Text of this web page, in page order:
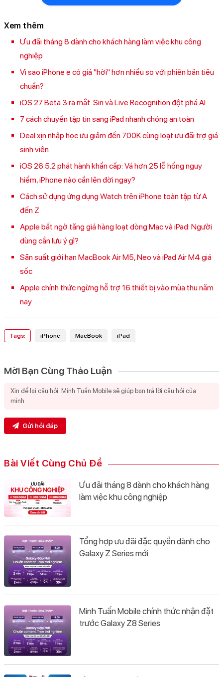
Xem thêm
Ưu đãi tháng 8 dành cho khách hàng làm việc khu công
nghiệp
Vì sao iPhone e có giá "hời" hơn nhiều so với phiên bản tiêu
chuẩn?
iOS 27 Beta 3 ra mắt: Siri và Live Recognition đột phá AI
7 cách chuyển tập tin sang iPad nhanh chóng an toàn
Deal xịn nhập học ưu giảm đến 700K cùng loạt ưu đãi trợ giá
sinh viên
iOS 26.5.2 phát hành khẩn cấp: Vá hơn 25 lỗ hổng nguy
hiểm, iPhone nào cần lên đời ngay?
Cách sử dụng ứng dụng Watch trên iPhone toàn tập từ A
đến Z
Apple bất ngờ tăng giá hàng loạt dòng Mac và iPad: Người
dùng cần lưu ý gì?
Săn suất giới hạn MacBook Air M5, Neo và iPad Air M4 giá
sốc
Apple chính thức ngừng hỗ trợ 16 thiết bị vào mùa thu năm
nay
Tags: iPhone MacBook iPad
Mời Bạn Cùng Thảo Luận
Gửi hỏi đáp
Bài Viết Cùng Chủ Đề
Ưu đãi tháng 8 dành cho khách hàng
làm việc khu công nghiệp
Tổng hợp ưu đãi đặc quyền dành cho
Galaxy Z Series mới
Minh Tuấn Mobile chính thức nhận đặt
trước Galaxy Z8 Series